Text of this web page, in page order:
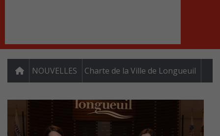
NOUVELLES Charte de la Ville de Longueuil